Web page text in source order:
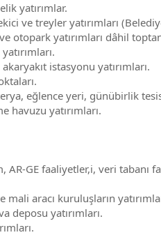
yatırımlar.
ve treyler yatırımları
otopark yatırımları dâhil
istasyonu yatırımları.
eğlence yeri, günübirlik
havuzu yatırımları.
AR-GE faaliyetler,i, veri
aracı kuruluşların
deposu yatırımları.